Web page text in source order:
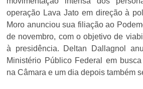
operação Lava Jato em direção à
Moro anunciou sua filiação ao
de novembro, com o objetivo de
à presidência. Deltan Dallagnol
Ministério Público Federal em
na Câmara e um dia depois também